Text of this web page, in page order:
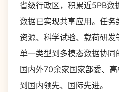
省级行政区，积累近5PB数
数据已实现共享应用。任
资源、科学试验、载荷研
单一类型到多模态数据协
国内外70余家国家部委、
到国内领先、国际先进。